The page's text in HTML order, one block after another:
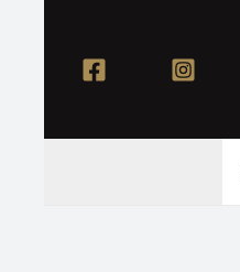
περιεχόμενο